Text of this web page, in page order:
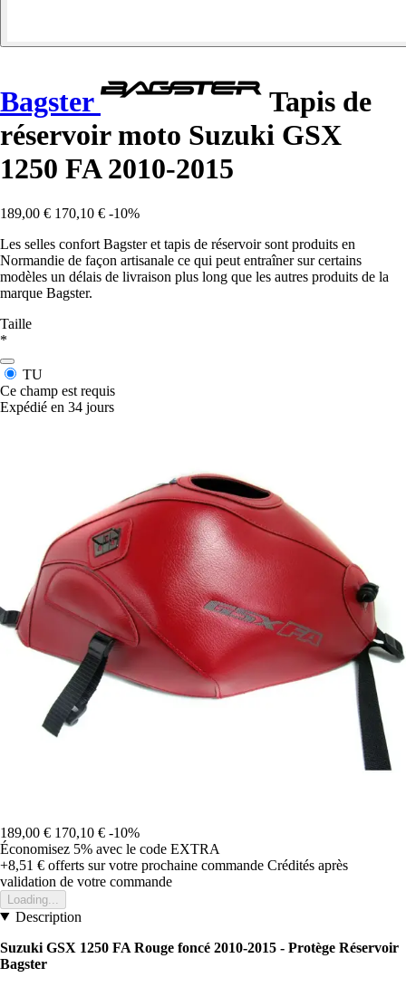
Bagster
Tapis de
réservoir moto Suzuki GSX
1250 FA 2010-2015
189,00 € 170,10 € -10%
Les selles confort Bagster et tapis de réservoir sont produits en
Normandie de façon artisanale ce qui peut entraîner sur certains
modèles un délais de livraison plus long que les autres produits de la
marque Bagster.
Taille
*
TU
Ce champ est requis
Expédié en 34 jours
189,00 € 170,10 € -10%
Économisez 5% avec le code EXTRA
+8,51 € offerts sur votre prochaine commande Crédités après
validation de votre commande
Loading...
Description
Suzuki GSX 1250 FA Rouge foncé 2010-2015 - Protège Réservoir
Bagster